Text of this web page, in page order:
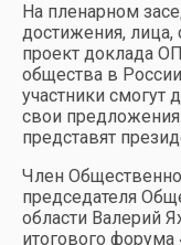
На пленарном
достижения, лица,
проект доклада
общества в
участники смогут
свои
представят
Член
председателя
области Валерий
итогового